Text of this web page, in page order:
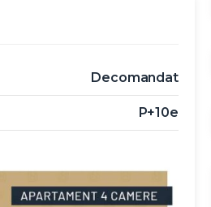
Decomandat
P+10e